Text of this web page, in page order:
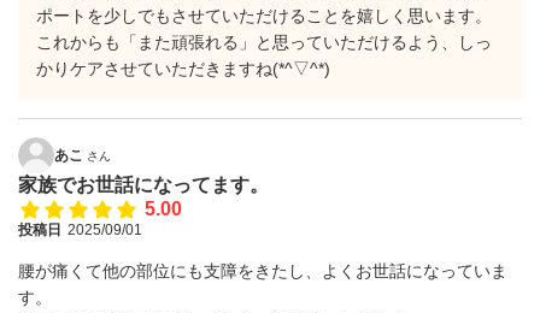
ポートを少しでもさせていただけることを嬉しく思います。
これからも「また頑張れる」と思っていただけるよう、しっ
かりケアさせていただきますね(*^▽^*)
あこ さん
家族でお世話になってます。
5.00
投稿日 2025/09/01
腰が痛くて他の部位にも支障をきたし、よくお世話になっていま
す。